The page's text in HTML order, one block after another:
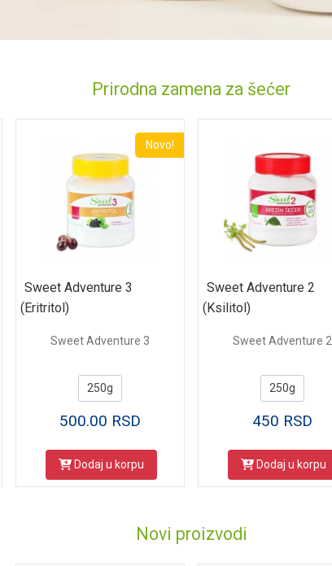
Prirodna zamena za šećer
Novo!
Sweet Adventure 3
(Eritritol)
Sweet Adventure 3
250g
500.00 RSD
Dodaj u korpu
Sweet Adventure 2
(Ksilitol)
Sweet Adventure 2
250g
450 RSD
Dodaj u korpu
Novi proizvodi